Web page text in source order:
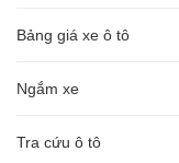
Bảng giá xe ô tô
Ngắm xe
Tra cứu ô tô